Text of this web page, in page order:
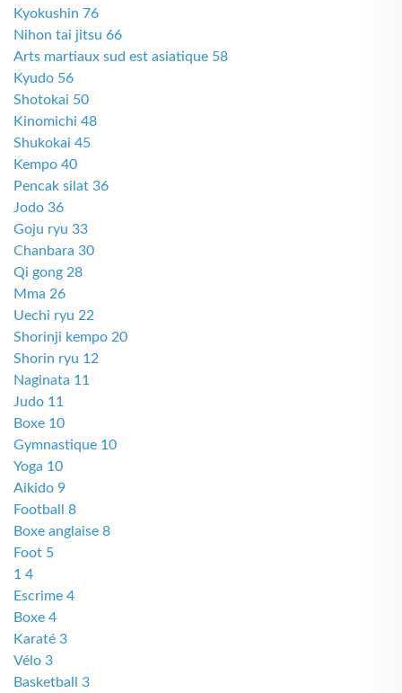
Kyokushin 76
Nihon tai jitsu 66
Arts martiaux sud est asiatique 58
Kyudo 56
Shotokai 50
Kinomichi 48
Shukokai 45
Kempo 40
Pencak silat 36
Jodo 36
Goju ryu 33
Chanbara 30
Qi gong 28
Mma 26
Uechi ryu 22
Shorinji kempo 20
Shorin ryu 12
Naginata 11
Judo 11
Boxe 10
Gymnastique 10
Yoga 10
Aikido 9
Football 8
Boxe anglaise 8
Foot 5
1 4
Escrime 4
Boxe 4
Karaté 3
Vélo 3
Basketball 3